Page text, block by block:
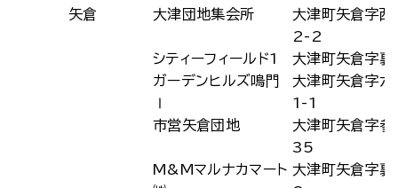
矢倉
大津団地集会所
大津町矢倉字西
2-2
シティーフィールド1
大津町矢倉字
ガーデンヒルズ鳴門
Ⅰ
大津町矢倉字六
1-1
市営矢倉団地
大津町矢倉字参
35
M&Mマルナカマート 大津町矢倉字